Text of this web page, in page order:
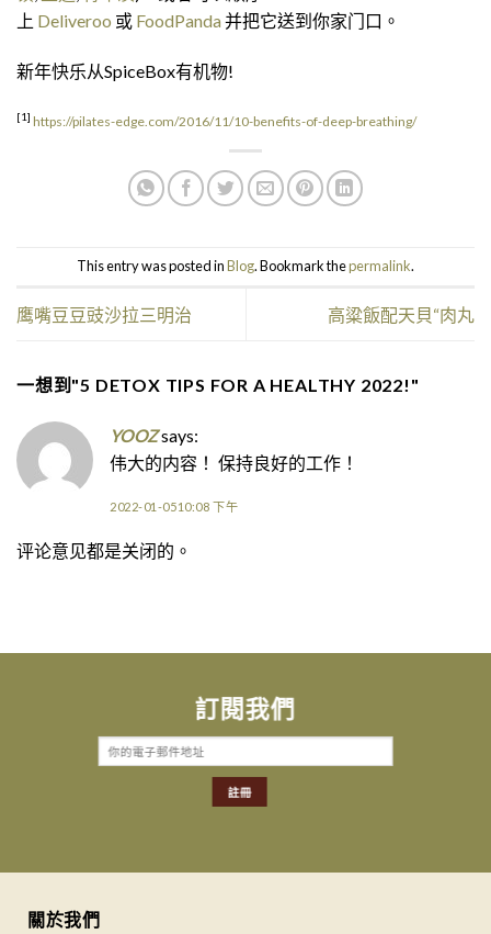
上 Deliveroo 或 FoodPanda并把它送到你家门口。
新年快乐从SpiceBox有机物!
[1] https://pilates-edge.com/2016/11/10-benefits-of-deep-breathing/
This entry was posted inBlog. Bookmark thepermalink.
鹰嘴豆豆豉沙拉三明治 高粱飯配天貝“肉丸
一想到"5 DETOX TIPS FOR A HEALTHY 2022! "
YOOZsays:
伟大的内容！ 保持良好的工作！
2022-01-0510:08 下午
评论意见都是关闭的。
訂閱我們
關於我們